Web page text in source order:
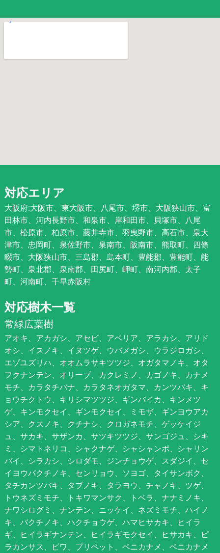
対応エリア
大阪府:大阪市、東大阪市、八尾市、堺市、大阪狭山市、富
田林市、河内長野市、和泉市、岸和田市、貝塚市、八尾
市、松原市、柏原市、藤井寺市、羽曳野市、高石市、泉大
津市、忠岡町、泉佐野市、泉南市、阪南市、熊取町、四條
畷市、大阪狭山市、三島郡、島本町、豊能郡、豊能町、能
勢町、泉北郡、泉南郡、田尻町、岬町、南河内郡、太子
町、河南町、千早赤阪村
対応樹木一覧
常緑広葉樹
アオキ、アカガシ、アセビ、アベリア、アラカシ、アリド
オシ、イスノキ、イヌツゲ、ウバメガシ、ウラジロガシ、
エゾユズリハ、オオムラサキツツジ、オガタマノキ、オタ
フクナンテン、オリーブ、カクレミノ、カゴノキ、カナメ
モチ、カラタチバナ、カラタネオガタマ、カンツバキ、キ
ョウチクトウ、キリシマツツジ、ギンバイカ、キンメツ
ゲ、キンモクセイ、ギンモクセイ、ミモザ、ギンヨウアカ
シア、クスノキ、クチナシ、クロガネモチ、ゲッケイジ
ュ、サカキ、サザンカ、サツキツツジ、サンゴジュ、シキ
ミ、シマトネリコ、シャクナゲ、シャシャンポ、シャリン
バイ、シラカシ、シロダモ、ジンチョウゲ、スダジイ、セ
イヨウバクチノキ、センリョウ、ソヨゴ、タイサンボク、
タチカンツバキ、タブノキ、タラヨウ、チャノキ、ツゲ、
トウネズミモチ、トキワマンサク、トベラ、ナナミノキ、
ナワシログミ、ナンテン、ニッケイ、ネズミモチ、ハイノ
キ、バクチノキ、ハクチョウゲ、ハマヒサカキ、ヒイラ
ギ、ヒイラギナンテン、ヒイラギモクセイ、ヒサカキ、ピ
ラカンサス、ビワ、プリペット、ベニカナメ、ベニカナメ